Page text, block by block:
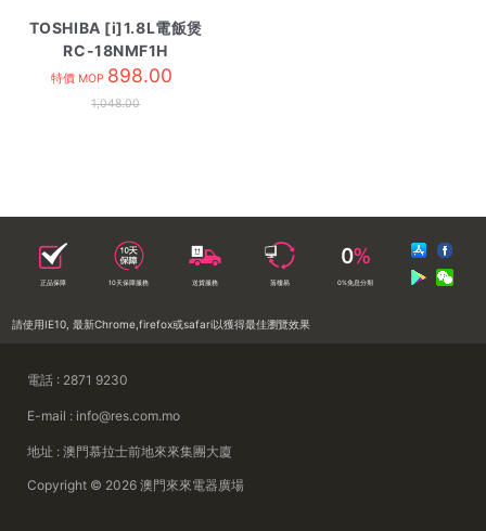
TOSHIBA [i]1.8L電飯煲
RC-18NMF1H
特價 MOP 898.00
1,048.00
正品保障 10天保障服務 送貨服務 落樓易 0%免息分期
請使用IE10, 最新Chrome,firefox或safari以獲得最佳瀏覽效果
電話 : 2871 9230
E-mail : info@res.com.mo
地址 : 澳門慕拉士前地來來集團大廈
Copyright © 2026 澳門來來電器廣場